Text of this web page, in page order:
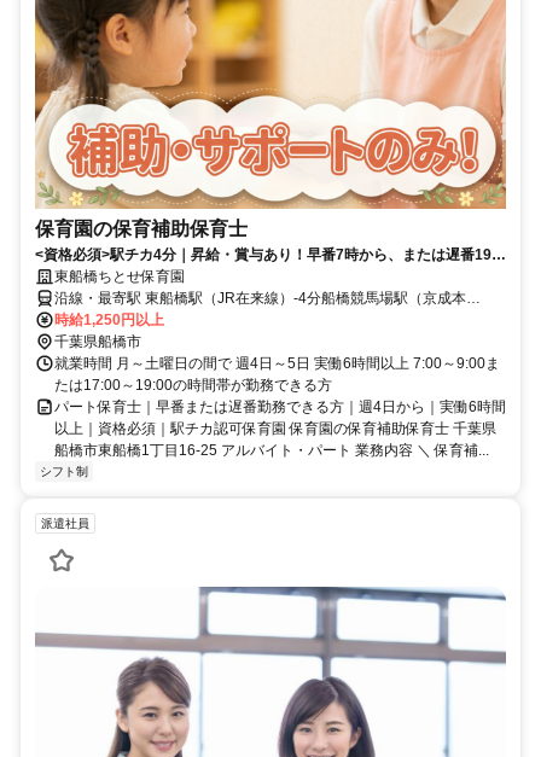
保育園の保育補助保育士
<資格必須>駅チカ4分｜昇給・賞与あり！早番7時から、または遅番19時
まで｜週4～5日、6時間以上
東船橋ちとせ保育園
沿線・最寄駅 東船橋駅（JR在来線）-4分船橋競馬場駅（京成本
線）-16分大神宮下駅（京成本線）-17分
時給1,250円以上
千葉県船橋市
就業時間 月～土曜日の間で 週4日～5日 実働6時間以上 7:00～9:00ま
たは17:00～19:00の時間帯が勤務できる方
パート保育士｜早番または遅番勤務できる方｜週4日から｜実働6時間
以上｜資格必須｜駅チカ認可保育園 保育園の保育補助保育士 千葉県
船橋市東船橋1丁目16-25 アルバイト・パート 業務内容 ＼ 保育補...
シフト制
派遣社員